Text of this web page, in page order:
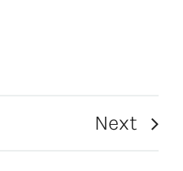
Next